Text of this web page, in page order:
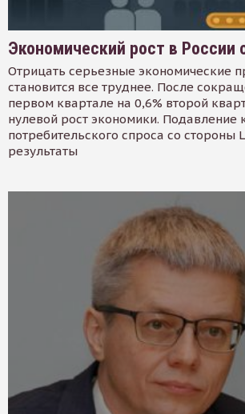
Экономический рост в России
Отрицать серьезные экономические
становится все труднее. После
первом квартале на 0,6% второй
нулевой рост экономики. Подавление
потребительского спроса со стороны
результаты